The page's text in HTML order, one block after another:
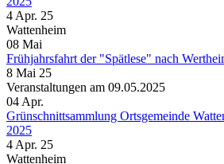
4 Apr. 25
Wattenheim
08 Mai
Frühjahrsfahrt der "Spätlese" nach
8 Mai 25
Veranstaltungen am 09.05.2025
04 Apr.
Grünschnittsammlung Ortsgemeinde
2025
4 Apr. 25
Wattenheim